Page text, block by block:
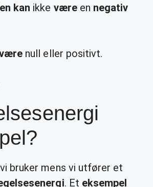
kan ikke væreen negativ
null eller positivt.
bruker mens vi utfører et
. Et eksempel